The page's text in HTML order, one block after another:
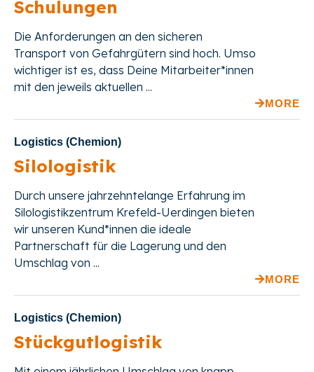
Schulungen
Die Anforderungen an den sicheren
Transport von Gefahrgütern sind hoch. Umso
wichtiger ist es, dass Deine Mitarbeiter*innen
mit den jeweils aktuellen ...
MORE
Logistics (Chemion)
Silologistik
Durch unsere jahrzehntelange Erfahrung im
Silologistikzentrum Krefeld-Uerdingen bieten
wir unseren Kund*innen die ideale
Partnerschaft für die Lagerung und den
Umschlag von ...
MORE
Logistics (Chemion)
Stückgutlogistik